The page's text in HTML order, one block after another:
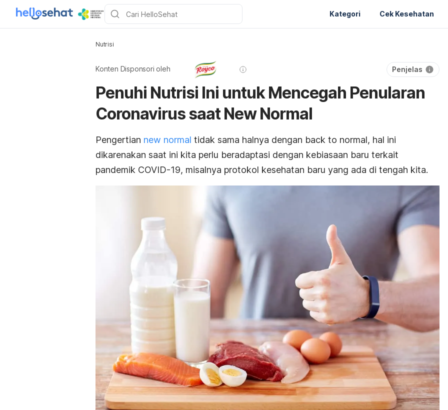
Kategori Cek Kesehatan
Nutrisi
Konten Disponsori oleh Penjelas
Penuhi Nutrisi Ini untuk Mencegah Penularan
Coronavirus saat New Normal
Pengertian new normal tidak sama halnya dengan back to normal, hal ini
dikarenakan saat ini kita perlu beradaptasi dengan kebiasaan baru terkait
pandemik COVID-19, misalnya protokol kesehatan baru yang ada di tengah kita.